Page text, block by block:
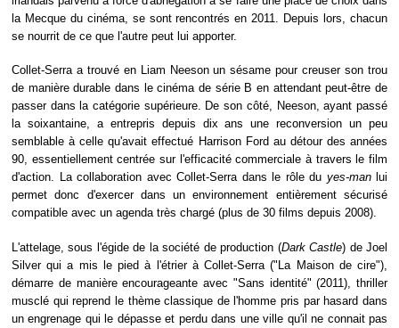
la Mecque du cinéma, se sont rencontrés en 2011. Depuis lors, chacun
se nourrit de ce que l'autre peut lui apporter.
Collet-Serra a trouvé en Liam Neeson un sésame pour creuser son trou
de manière durable dans le cinéma de série B en attendant peut-être de
passer dans la catégorie supérieure. De son côté, Neeson, ayant passé
la soixantaine, a entrepris depuis dix ans une reconversion un peu
semblable à celle qu'avait effectué Harrison Ford au détour des années
90, essentiellement centrée sur l'efficacité commerciale à travers le film
d'action. La collaboration avec Collet-Serra dans le rôle du yes-manlui
permet donc d'exercer dans un environnement entièrement sécurisé
compatible avec un agenda très chargé (plus de 30 films depuis 2008).
L'attelage, sous l'égide de la société de production (Dark Castle) de Joel
Silver qui a mis le pied à l'étrier à Collet-Serra ("La Maison de cire"),
démarre de manière encourageante avec "Sans identité" (2011), thriller
musclé qui reprend le thème classique de l'homme pris par hasard dans
un engrenage qui le dépasse et perdu dans une ville qu'il ne connait pas